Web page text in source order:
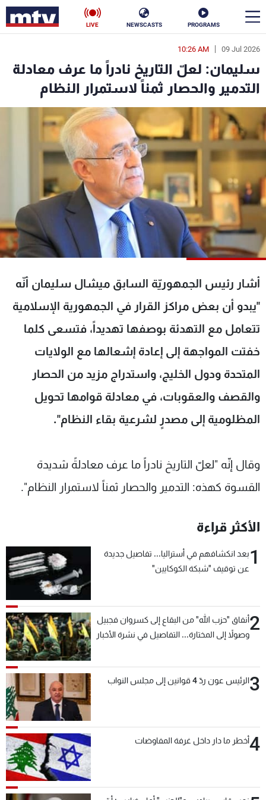
PROGRAMS
NEWSCASTS
LIVE
09 Jul 2026
10:26 AM
سليمان: لعلّ التاريخ نادراً ما عرف معادلة
التدمير والحصار ثمناً لاستمرار النظام
أشار رئيس الجمهوريّة السابق ميشال سليمان أنّه
"يبدو أن بعض مراكز القرار في الجمهورية الإسلامية
تتعامل مع التهدئة بوصفها تهديداً، فتسعى كلما
خفتت المواجهة إلى إعادة إشعالها مع الولايات
المتحدة ودول الخليج، واستدراج مزيد من الحصار
والقصف والعقوبات، في معادلة قوامها تحويل
المظلومية إلى مصدرٍ لشرعية بقاء النظام".
وقال إنّه "لعلّ التاريخ نادراً ما عرف معادلةً شديدة
القسوة كهذه: التدمير والحصار ثمناً لاستمرار النظام".
الأكثر قراءة
1بعد انكشافهم في أستراليا... تفاصيل جديدة
عن توقيف "شبكة الكوكايين"
2أنفاق "حزب الله" من البقاع إلى كسروان فجبيل
وصولاً إلى المختارة... التفاصيل في نشرة الأخبار
3الرئيس عون ردّ 4 قوانين إلى مجلس النواب
4أخطر ما دار داخل غرفة المفاوضات
en
الأخبار
سياسة ناس
إقتصاد فن
منوعات رياضة
كأس العالم
البرامج
جدول البرامج
شاهد البرامج
الترددات
عن MTV
الإنـتـاج
وظائف
تواصل معنا
شروط الإسـتخدام
سياسة الخصوصية